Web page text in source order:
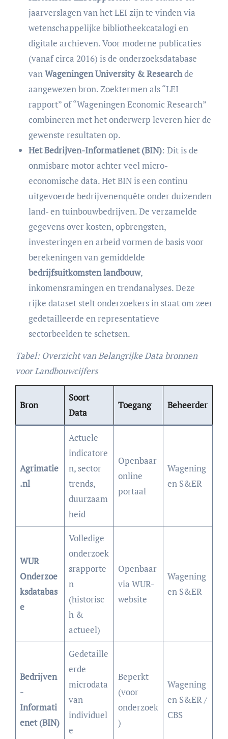
jaarverslagen van het LEI zijn te vinden via
wetenschappelijke bibliotheekcatalogi en
digitale archieven. Voor moderne publicaties
(vanaf circa 2016) is de onderzoeksdatabase
vanWageningen University & Researchde
aangewezen bron. Zoektermen als “LEI
rapport” of “Wageningen Economic Research”
combineren met het onderwerp leveren hier de
gewenste resultaten op.
Het Bedrijven-Informatienet (BIN): Dit is de
onmisbare motor achter veel micro-
economische data. Het BIN is een continu
uitgevoerde bedrijvenenquête onder duizenden
land- en tuinbouwbedrijven. De verzamelde
gegevens over kosten, opbrengsten,
investeringen en arbeid vormen de basis voor
berekeningen van gemiddelde
bedrijfsuitkomsten landbouw,
inkomensramingen en trendanalyses. Deze
rijke dataset stelt onderzoekers in staat om zeer
gedetailleerde en representatieve
sectorbeelden te schetsen.
Tabel: Overzicht van Belangrijke Data bronnen
voor Landbouwcijfers
Bron
Soort
Data
Toegang Beheerder
Agrimatie
.nl
Actuele
indicatore
n, sector
trends,
duurzaam
heid
Openbaar
online
portaal
Wagening
en S&ER
WUR
Onderzoe
ksdatabas
e
Volledige
onderzoek
srapporte
n
(historisc
h &
actueel)
Openbaar
via WUR-
website
Wagening
en S&ER
Bedrijven
-
Informati
enet (BIN)
Gedetaille
erde
microdata
van
individuel
e
Beperkt
(voor
onderzoek
)
Wagening
en S&ER /
CBS